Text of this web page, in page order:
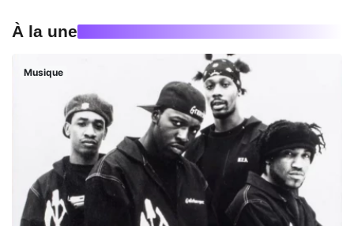
À la une
Musique